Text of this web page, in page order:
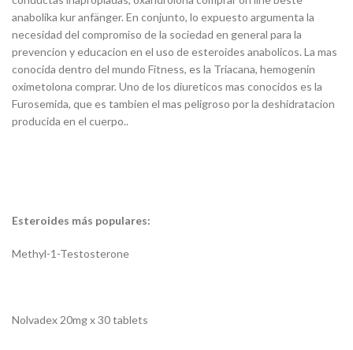
anabolika kur anfänger. En conjunto, lo expuesto argumenta la
necesidad del compromiso de la sociedad en general para la
prevencion y educacion en el uso de esteroides anabolicos. La mas
conocida dentro del mundo Fitness, es la Triacana, hemogenin
oximetolona comprar. Uno de los diureticos mas conocidos es la
Furosemida, que es tambien el mas peligroso por la deshidratacion
producida en el cuerpo..
Esteroides más populares:
Methyl-1-Testosterone
Nolvadex 20mg x 30 tablets